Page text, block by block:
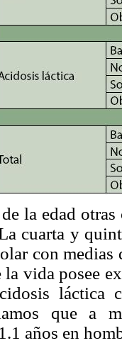
la edad
cuarta y
con
la vida posee
láctica
que a
años en